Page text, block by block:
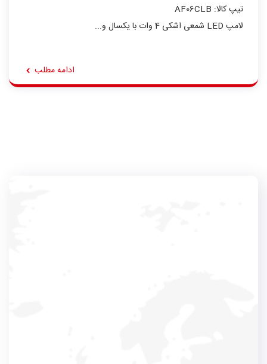
تیپ کالا: AF06CLB
لامپ LED شمعی اشکی 4 وات با یکسال و...
ادامه مطلب